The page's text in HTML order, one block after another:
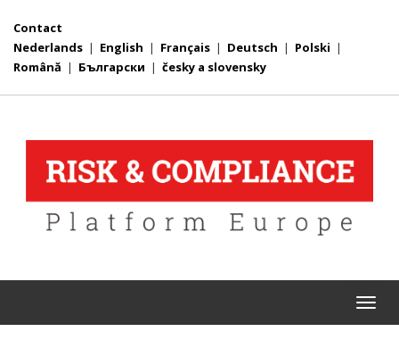
Contact
Nederlands | English | Français | Deutsch | Polski |
Română | Български | česky a slovensky